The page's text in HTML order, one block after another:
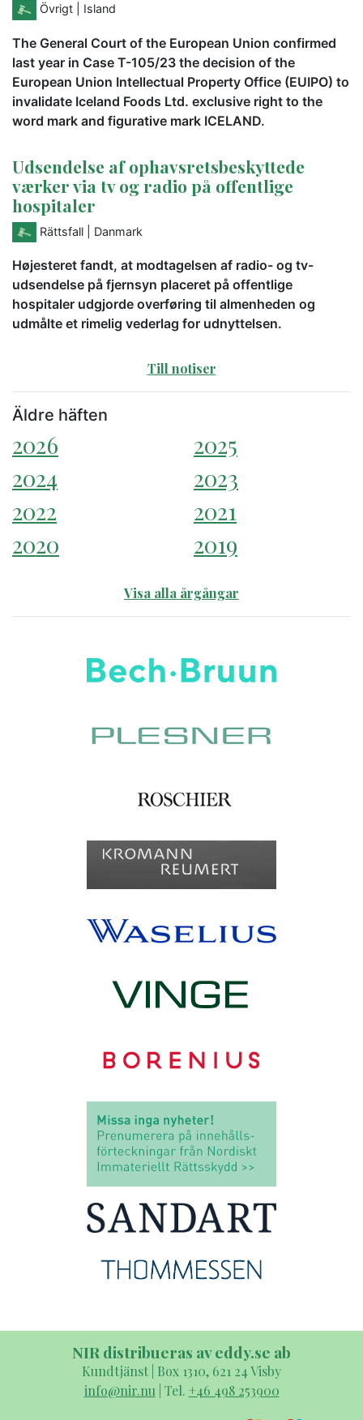
Övrigt | Island
The General Court of the European Union confirmed
last year in Case T-105/23 the decision of the
European Union Intellectual Property Office (EUIPO) to
invalidate Iceland Foods Ltd. exclusive right to the
word mark and figurative mark ICELAND.
Udsendelse af ophavsretsbeskyttede
værker via tv og radio på offentlige
hospitaler
Rättsfall | Danmark
Højesteret fandt, at modtagelsen af radio- og tv-
udsendelse på fjernsyn placeret på offentlige
hospitaler udgjorde overføring til almenheden og
udmålte et rimelig vederlag for udnyttelsen.
Till notiser
Äldre häften
2026
2025
2024
2023
2022
2021
2020
2019
Visa alla årgångar
NIR distribueras av eddy.se ab
Kundtjänst | Box 1310, 621 24 Visby
info@nir.nu | Tel. +46 498 253900